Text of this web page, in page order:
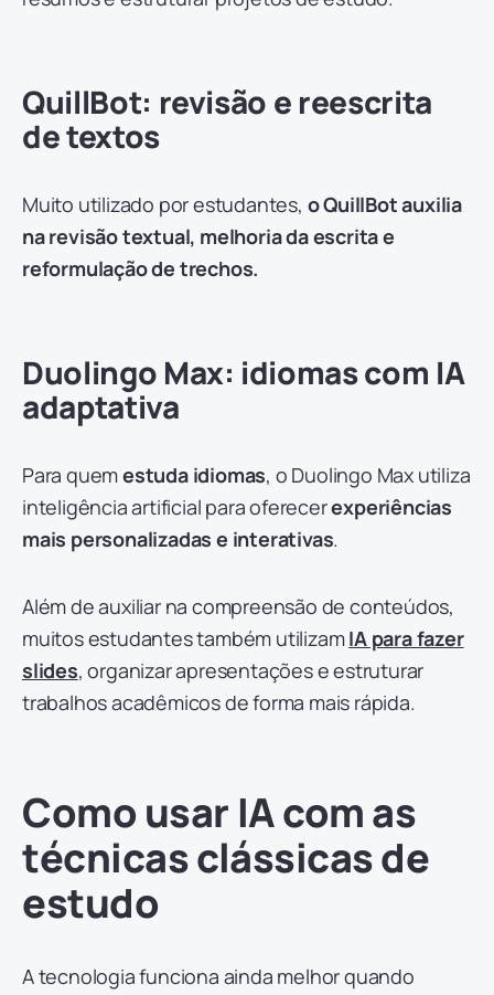
QuillBot: revisão e reescrita
de textos
Muito utilizado por estudantes, o QuillBot auxilia
na revisão textual, melhoria da escrita e
reformulação de trechos.
Duolingo Max: idiomas com IA
adaptativa
Para quemestuda idiomas, o Duolingo Max utiliza
inteligência artificial para oferecerexperiências
mais personalizadas e interativas.
Além de auxiliar na compreensão de conteúdos,
muitos estudantes também utilizamIA para fazer
slides, organizar apresentações e estruturar
trabalhos acadêmicos de forma mais rápida.
Como usar IA com as
técnicas clássicas de
estudo
A tecnologia funciona ainda melhor quando